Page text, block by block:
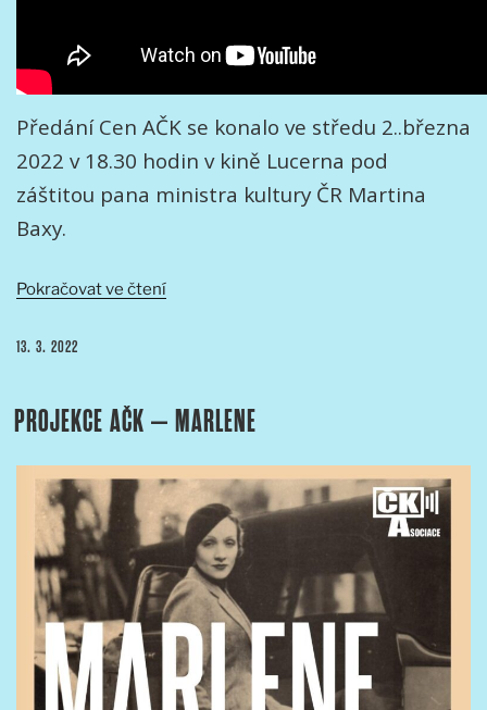
Předání Cen AČK se konalo ve středu 2..března
2022 v 18.30 hodin v kině Lucerna pod
záštitou pana ministra kultury ČR Martina
Baxy.
Pokračovat ve čtení„Cena
kameramanů
rok
2021“
PUBLIKOVÁNO
13. 3. 2022
PROJEKCE AČK – MARLENE